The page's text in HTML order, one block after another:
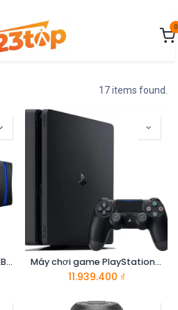
0
17 items found.
Loa Bluetooth SONY SRS-XB43/BC SP6 Máy chơi game PlayStation 4 CUH-2218xx - Sony
11.939.400 ₫